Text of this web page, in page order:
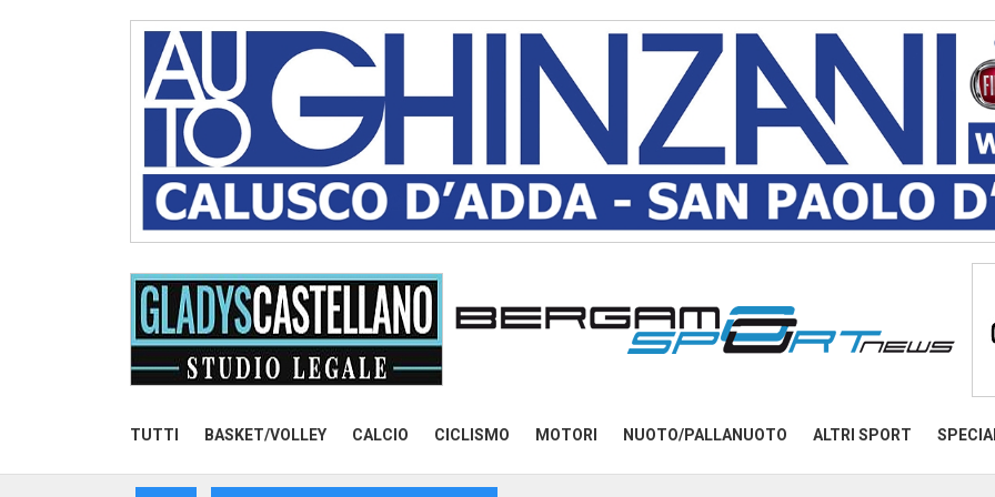
TUTTI BASKET/VOLLEY CALCIO CICLISMO MOTORI NUOTO/PALLANUOTO ALTRI SPORT